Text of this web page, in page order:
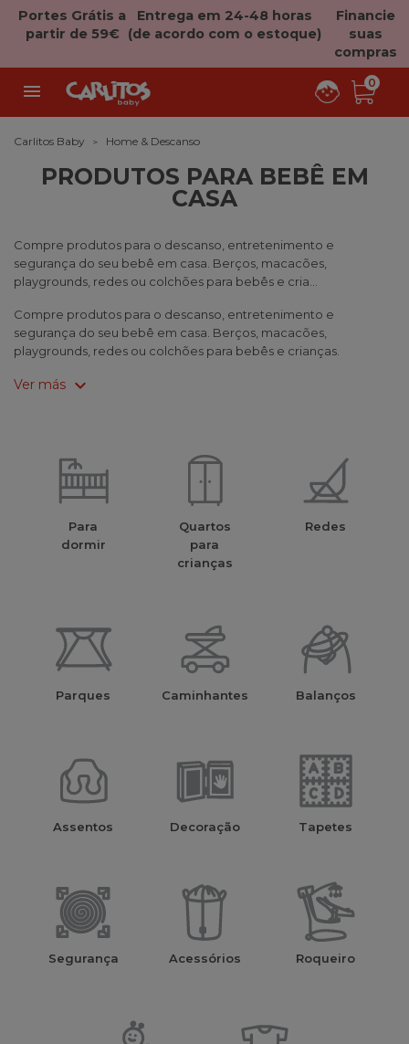
Portes Grátis a
partir de 59€
Entrega em 24-48 horas
(de acordo com o estoque)
Financie
suas
compras
 0
Carlitos Baby Home & Descanso
PRODUTOS PARA BEBÊ EM
CASA
Compre produtos para o descanso, entretenimento e
segurança do seu bebê em casa. Berços, macacões,
playgrounds, redes ou colchões para bebês e cria...
Compre produtos para o descanso, entretenimento e
segurança do seu bebê em casa. Berços, macacões,
playgrounds, redes ou colchões para bebês e crianças.
Ver más expand_more
Para
dormir
Quartos
para
crianças
Redes
Parques Caminhantes Balanços
Assentos Decoração Tapetes
Segurança Acessórios Roqueiro